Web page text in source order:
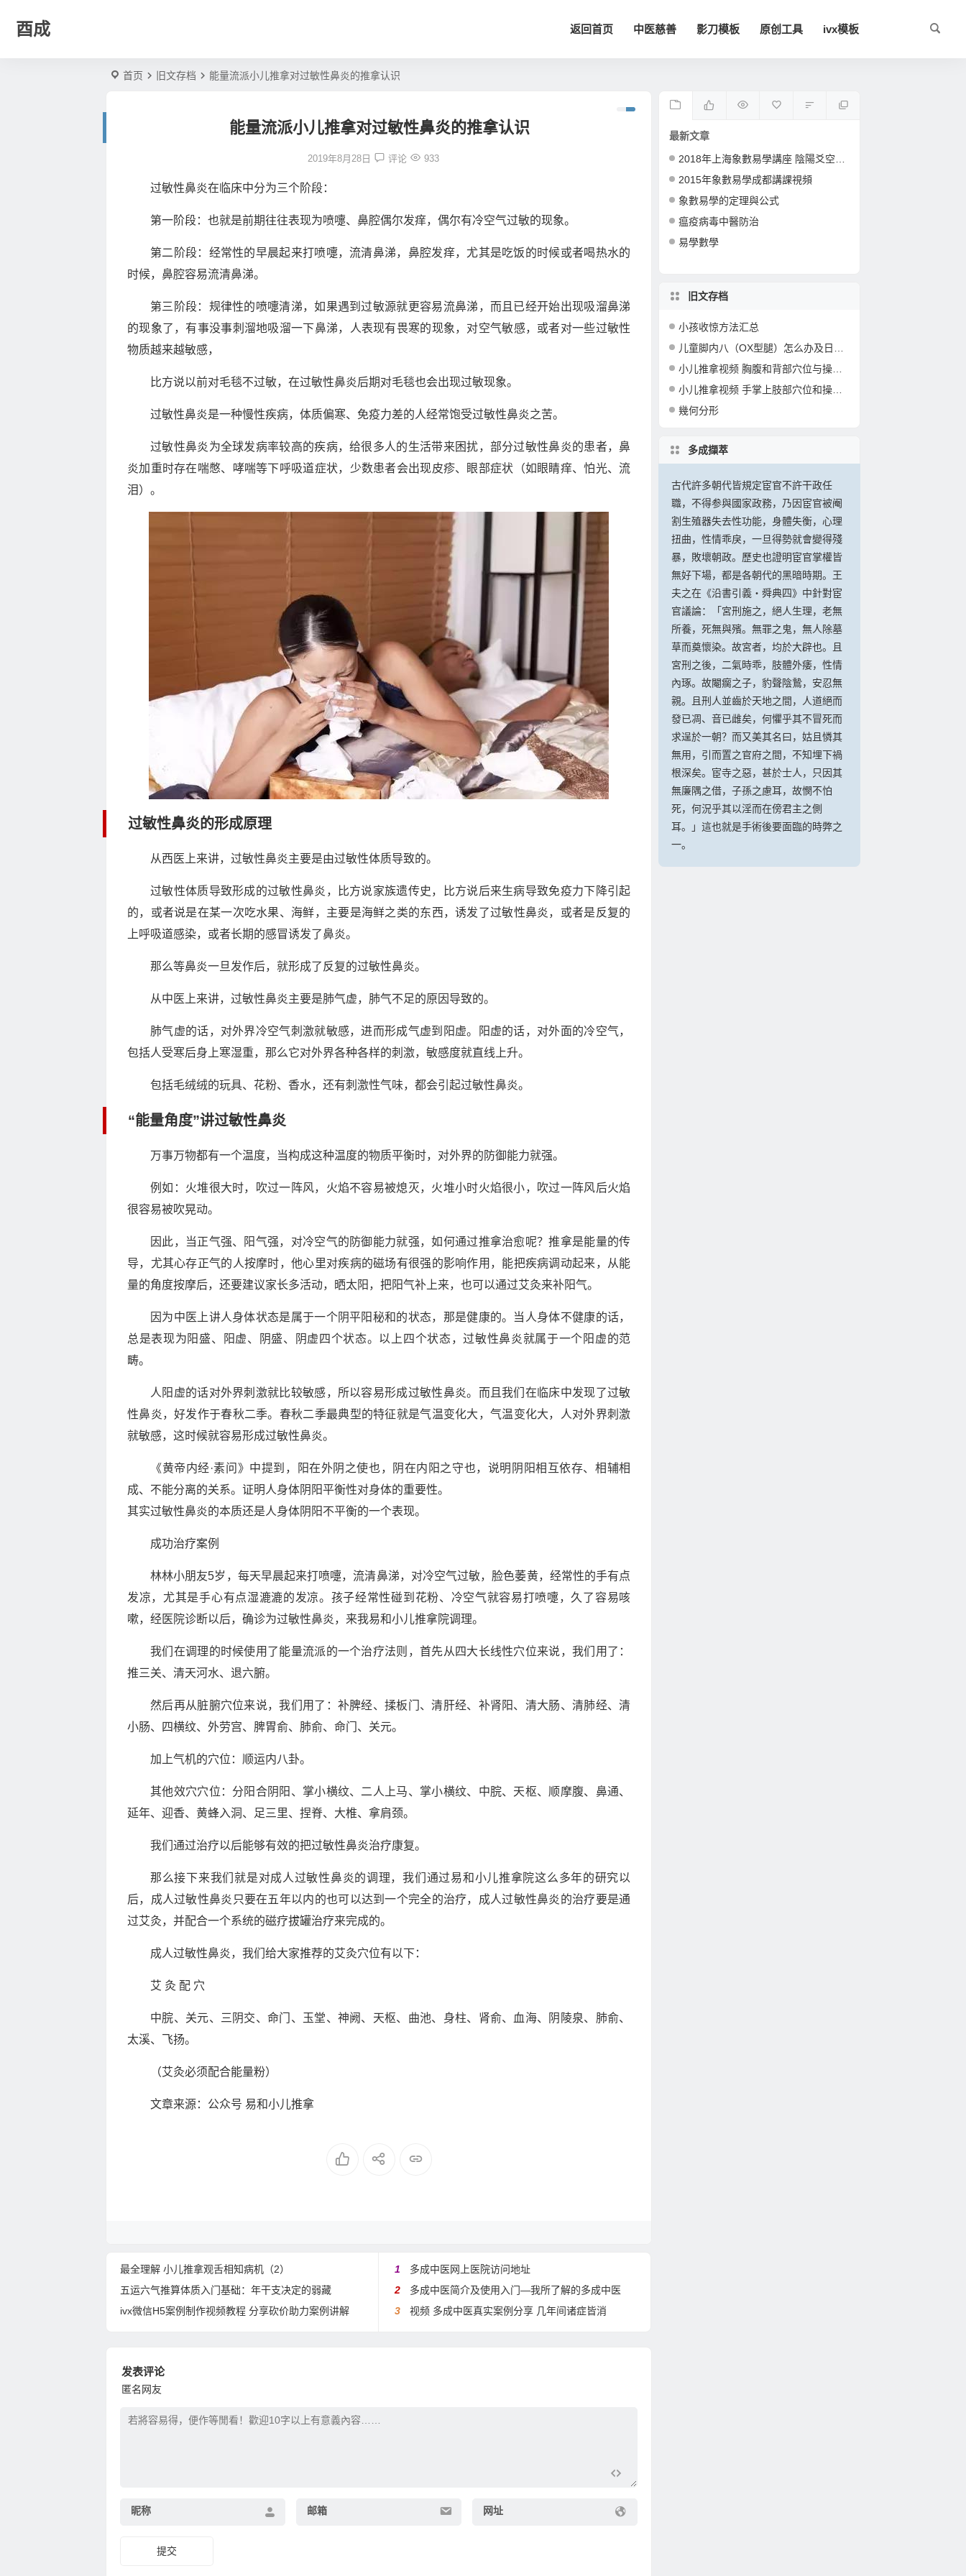
酉成 返回首页 中医慈善 影刀模板 原创工具 ivx模板
首页 旧文存档 能量流派小儿推拿对过敏性鼻炎的推拿认识
能量流派小儿推拿对过敏性鼻炎的推拿认识
2019年8月28日 评论 933
过敏性鼻炎在临床中分为三个阶段：
第一阶段：也就是前期往往表现为喷嚏、鼻腔偶尔发痒，偶尔有冷空气过敏的现象。
第二阶段：经常性的早晨起来打喷嚏，流清鼻涕，鼻腔发痒，尤其是吃饭的时候或者喝热水的
时候，鼻腔容易流清鼻涕。
第三阶段：规律性的喷嚏清涕，如果遇到过敏源就更容易流鼻涕，而且已经开始出现吸溜鼻涕
的现象了，有事没事刺溜地吸溜一下鼻涕，人表现有畏寒的现象，对空气敏感，或者对一些过敏性
物质越来越敏感，
比方说以前对毛毯不过敏，在过敏性鼻炎后期对毛毯也会出现过敏现象。
过敏性鼻炎是一种慢性疾病，体质偏寒、免疫力差的人经常饱受过敏性鼻炎之苦。
过敏性鼻炎为全球发病率较高的疾病，给很多人的生活带来困扰，部分过敏性鼻炎的患者，鼻
炎加重时存在喘憋、哮喘等下呼吸道症状，少数患者会出现皮疹、眼部症状（如眼睛痒、怕光、流
泪）。
过敏性鼻炎的形成原理
从西医上来讲，过敏性鼻炎主要是由过敏性体质导致的。
过敏性体质导致形成的过敏性鼻炎，比方说家族遗传史，比方说后来生病导致免疫力下降引起
的，或者说是在某一次吃水果、海鲜，主要是海鲜之类的东西，诱发了过敏性鼻炎，或者是反复的
上呼吸道感染，或者长期的感冒诱发了鼻炎。
那么等鼻炎一旦发作后，就形成了反复的过敏性鼻炎。
从中医上来讲，过敏性鼻炎主要是肺气虚，肺气不足的原因导致的。
肺气虚的话，对外界冷空气刺激就敏感，进而形成气虚到阳虚。阳虚的话，对外面的冷空气，
包括人受寒后身上寒湿重，那么它对外界各种各样的刺激，敏感度就直线上升。
包括毛绒绒的玩具、花粉、香水，还有刺激性气味，都会引起过敏性鼻炎。
“能量角度”讲过敏性鼻炎
万事万物都有一个温度，当构成这种温度的物质平衡时，对外界的防御能力就强。
例如：火堆很大时，吹过一阵风，火焰不容易被熄灭，火堆小时火焰很小，吹过一阵风后火焰
很容易被吹晃动。
因此，当正气强、阳气强，对冷空气的防御能力就强，如何通过推拿治愈呢？推拿是能量的传
导，尤其心存正气的人按摩时，他心里对疾病的磁场有很强的影响作用，能把疾病调动起来，从能
量的角度按摩后，还要建议家长多活动，晒太阳，把阳气补上来，也可以通过艾灸来补阳气。
因为中医上讲人身体状态是属于一个阴平阳秘和的状态，那是健康的。当人身体不健康的话，
总是表现为阳盛、阳虚、阴盛、阴虚四个状态。以上四个状态，过敏性鼻炎就属于一个阳虚的范
畴。
人阳虚的话对外界刺激就比较敏感，所以容易形成过敏性鼻炎。而且我们在临床中发现了过敏
性鼻炎，好发作于春秋二季。春秋二季最典型的特征就是气温变化大，气温变化大，人对外界刺激
就敏感，这时候就容易形成过敏性鼻炎。
《黄帝内经·素问》中提到，阳在外阴之使也，阴在内阳之守也，说明阴阳相互依存、相辅相
成、不能分离的关系。证明人身体阴阳平衡性对身体的重要性。
其实过敏性鼻炎的本质还是人身体阴阳不平衡的一个表现。
成功治疗案例
林林小朋友5岁，每天早晨起来打喷嚏，流清鼻涕，对冷空气过敏，脸色萎黄，经常性的手有点
发凉，尤其是手心有点湿漉漉的发凉。孩子经常性碰到花粉、冷空气就容易打喷嚏，久了容易咳
嗽，经医院诊断以后，确诊为过敏性鼻炎，来我易和小儿推拿院调理。
我们在调理的时候使用了能量流派的一个治疗法则，首先从四大长线性穴位来说，我们用了：
推三关、清天河水、退六腑。
然后再从脏腑穴位来说，我们用了：补脾经、揉板门、清肝经、补肾阳、清大肠、清肺经、清
小肠、四横纹、外劳宫、脾胃俞、肺俞、命门、关元。
加上气机的穴位：顺运内八卦。
其他效穴穴位：分阳合阴阳、掌小横纹、二人上马、掌小横纹、中脘、天枢、顺摩腹、鼻通、
延年、迎香、黄蜂入洞、足三里、捏脊、大椎、拿肩颈。
我们通过治疗以后能够有效的把过敏性鼻炎治疗康复。
那么接下来我们就是对成人过敏性鼻炎的调理，我们通过易和小儿推拿院这么多年的研究以
后，成人过敏性鼻炎只要在五年以内的也可以达到一个完全的治疗，成人过敏性鼻炎的治疗要是通
过艾灸，并配合一个系统的磁疗拔罐治疗来完成的。
成人过敏性鼻炎，我们给大家推荐的艾灸穴位有以下：
艾 灸 配 穴
中脘、关元、三阴交、命门、玉堂、神阙、天枢、曲池、身柱、肾俞、血海、阴陵泉、肺俞、
太溪、飞扬。
（艾灸必须配合能量粉）
文章来源：公众号 易和小儿推拿
最全理解 小儿推拿观舌相知病机（2）
五运六气推算体质入门基础：年干支决定的弱藏
ivx微信H5案例制作视频教程 分享砍价助力案例讲解
1
多成中医网上医院访问地址
2
多成中医简介及使用入门—我所了解的多成中医
3
视频 多成中医真实案例分享 几年间诸症皆消
发表评论
匿名网友
昵称 邮箱 网址
最新文章
2018年上海象數易學講座 陰陽爻空間卦形
2015年象數易學成都講課視頻
象數易學的定理與公式
瘟疫病毒中醫防治
易學數學
旧文存档
小孩收惊方法汇总
儿童脚内八（OX型腿）怎么办及日常习惯纠正
小儿推拿视频 胸腹和背部穴位与操作手法
小儿推拿视频 手掌上肢部穴位和操作手法
幾何分形
多成擷萃
古代許多朝代皆規定宦官不許干政任
職，不得参與國家政務，乃因宦官被阉
割生殖器失去性功能，身體失衡，心理
扭曲，性情乖戾，一旦得勢就會變得殘
暴，敗壞朝政。歷史也證明宦官掌權皆
無好下場，都是各朝代的黑暗時期。王
夫之在《沿書引義・舜典四》中針對宦
官議論：「宮刑施之，絕人生理，老無
所養，死無與殯。無罪之鬼，無人除墓
草而奠懷染。故宮者，均於大辟也。且
宮刑之後，二氣時乖，肢體外痿，性情
內琢。故閹瘸之子，豹聲陰鷙，安忍無
親。且刑人並齒於天地之間，人道絕而
發已凋、音已雌矣，何懼乎其不冒死而
求逞於一朝？而又美其名曰，姑且憐其
無用，引而置之官府之間，不知埋下禍
根深矣。宦寺之惡，甚於士人，只因其
無廉隅之借，子孫之慮耳，故憫不怕
死，何況乎其以淫而在傍君主之側
耳。」這也就是手術後要面臨的時弊之
一。